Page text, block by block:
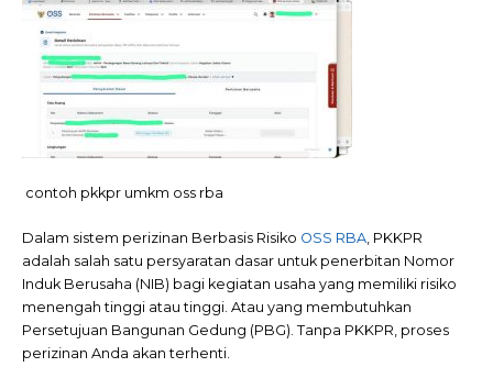
contoh pkkpr umkm oss rba
Dalam sistem perizinan Berbasis Risiko OSS RBA, PKKPR
adalah salah satu persyaratan dasar untuk penerbitan Nomor
Induk Berusaha (NIB) bagi kegiatan usaha yang memiliki risiko
menengah tinggi atau tinggi. Atau yang membutuhkan
Persetujuan Bangunan Gedung (PBG). Tanpa PKKPR, proses
perizinan Anda akan terhenti.